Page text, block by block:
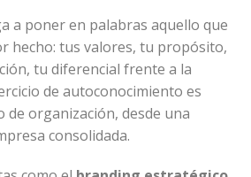
a poner en palabras aquello que
hecho: tus valores, tu propósito,
tu diferencial frente a la
de autoconocimiento es
organización, desde una
consolidada.